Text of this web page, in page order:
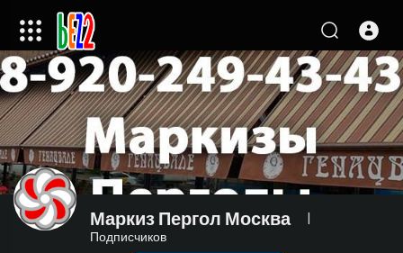
Маркиз Пергол Москва |
Подписчиков